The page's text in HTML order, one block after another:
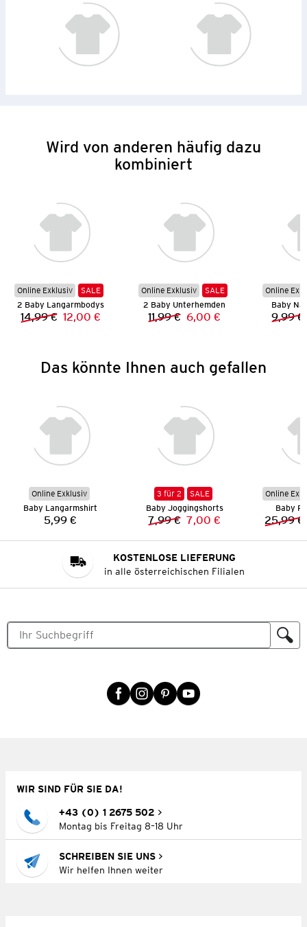
Wird von anderen häufig dazu
kombiniert
Online Exklusiv
SALE
2 Baby Langarmbodys
Vorheriger Preis:
14,99 € Neuer Preis:
12,00 €
Online Exklusiv
SALE
2 Baby Unterhemden
Vorheriger Preis:
11,99 € Neuer Preis:
6,00 €
Online
Baby
9,99 €
Das könnte Ihnen auch gefallen
Online Exklusiv
Baby Langarmshirt
Preis:
5,99 €
3 für 2
SALE
Baby Joggingshorts
Vorheriger Preis:
7,99 € Neuer Preis:
7,00 €
Online
Baby
25,99 €
KOSTENLOSE LIEFERUNG
in alle österreichischen Filialen
WIR SIND FÜR SIE DA!
+43 (0) 1 2675 502
Montag bis Freitag 8–18 Uhr
SCHREIBEN SIE UNS
Wir helfen Ihnen weiter